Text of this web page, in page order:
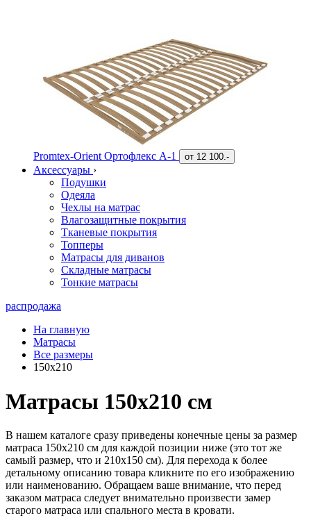
Promtex-Orient Ортофлекс А-1 от 12 100.-
Аксессуары ›
Подушки
Одеяла
Чехлы на матрас
Влагозащитные покрытия
Тканевые покрытия
Топперы
Матрасы для диванов
Складные матрасы
Тонкие матрасы
распродажа
На главную
Матрасы
Все размеры
150x210
Матрасы 150х210 см
В нашем каталоге сразу приведены конечные цены за размер
матраса 150х210 см для каждой позиции ниже (это тот же
самый размер, что и 210х150 см). Для перехода к более
детальному описанию товара кликните по его изображению
или наименованию. Обращаем ваше внимание, что перед
заказом матраса следует внимательно произвести замер
старого матраса или спального места в кровати.